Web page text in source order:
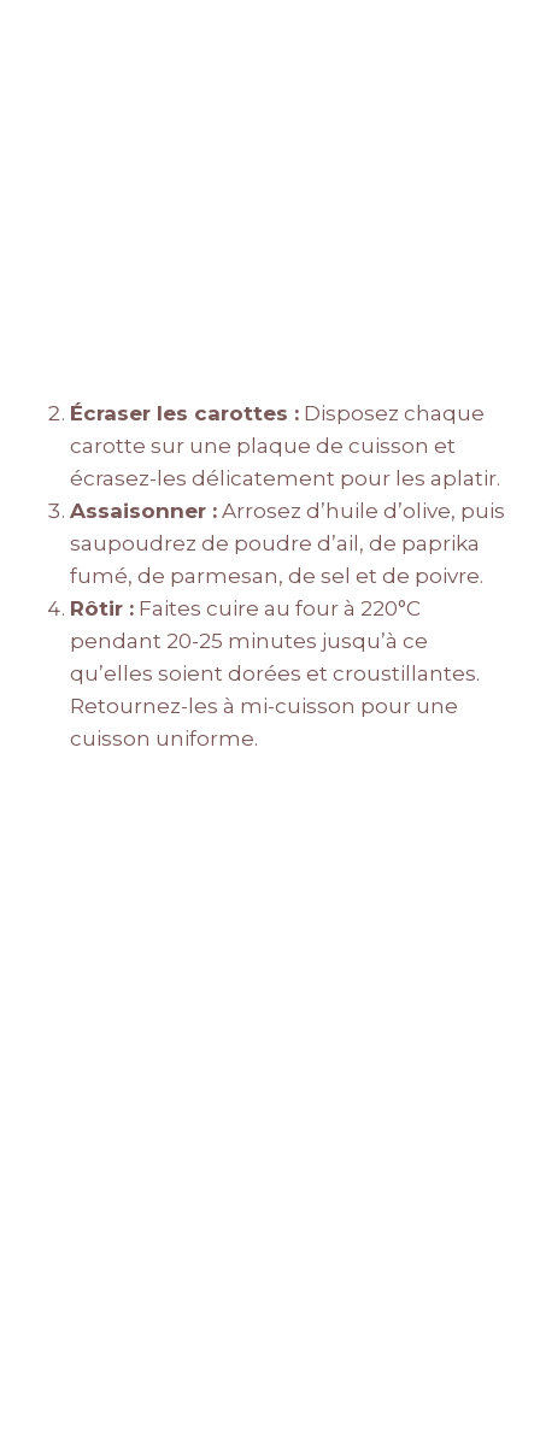
Écraser les carottes : Disposez chaque
carotte sur une plaque de cuisson et
écrasez-les délicatement pour les aplatir.
Assaisonner : Arrosez d’huile d’olive, puis
saupoudrez de poudre d’ail, de paprika
fumé, de parmesan, de sel et de poivre.
Rôtir : Faites cuire au four à 220°C
pendant 20-25 minutes jusqu’à ce
qu’elles soient dorées et croustillantes.
Retournez-les à mi-cuisson pour une
cuisson uniforme.